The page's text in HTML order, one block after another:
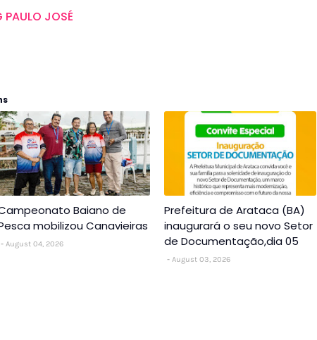
PAULO JOSÉ
Baiano de
mobilizou Canavieiras
August 04, 2026
Prefeitura de Arataca (BA)
inaugurará o seu novo Setor
de Documentação,dia 05
August 03, 2026